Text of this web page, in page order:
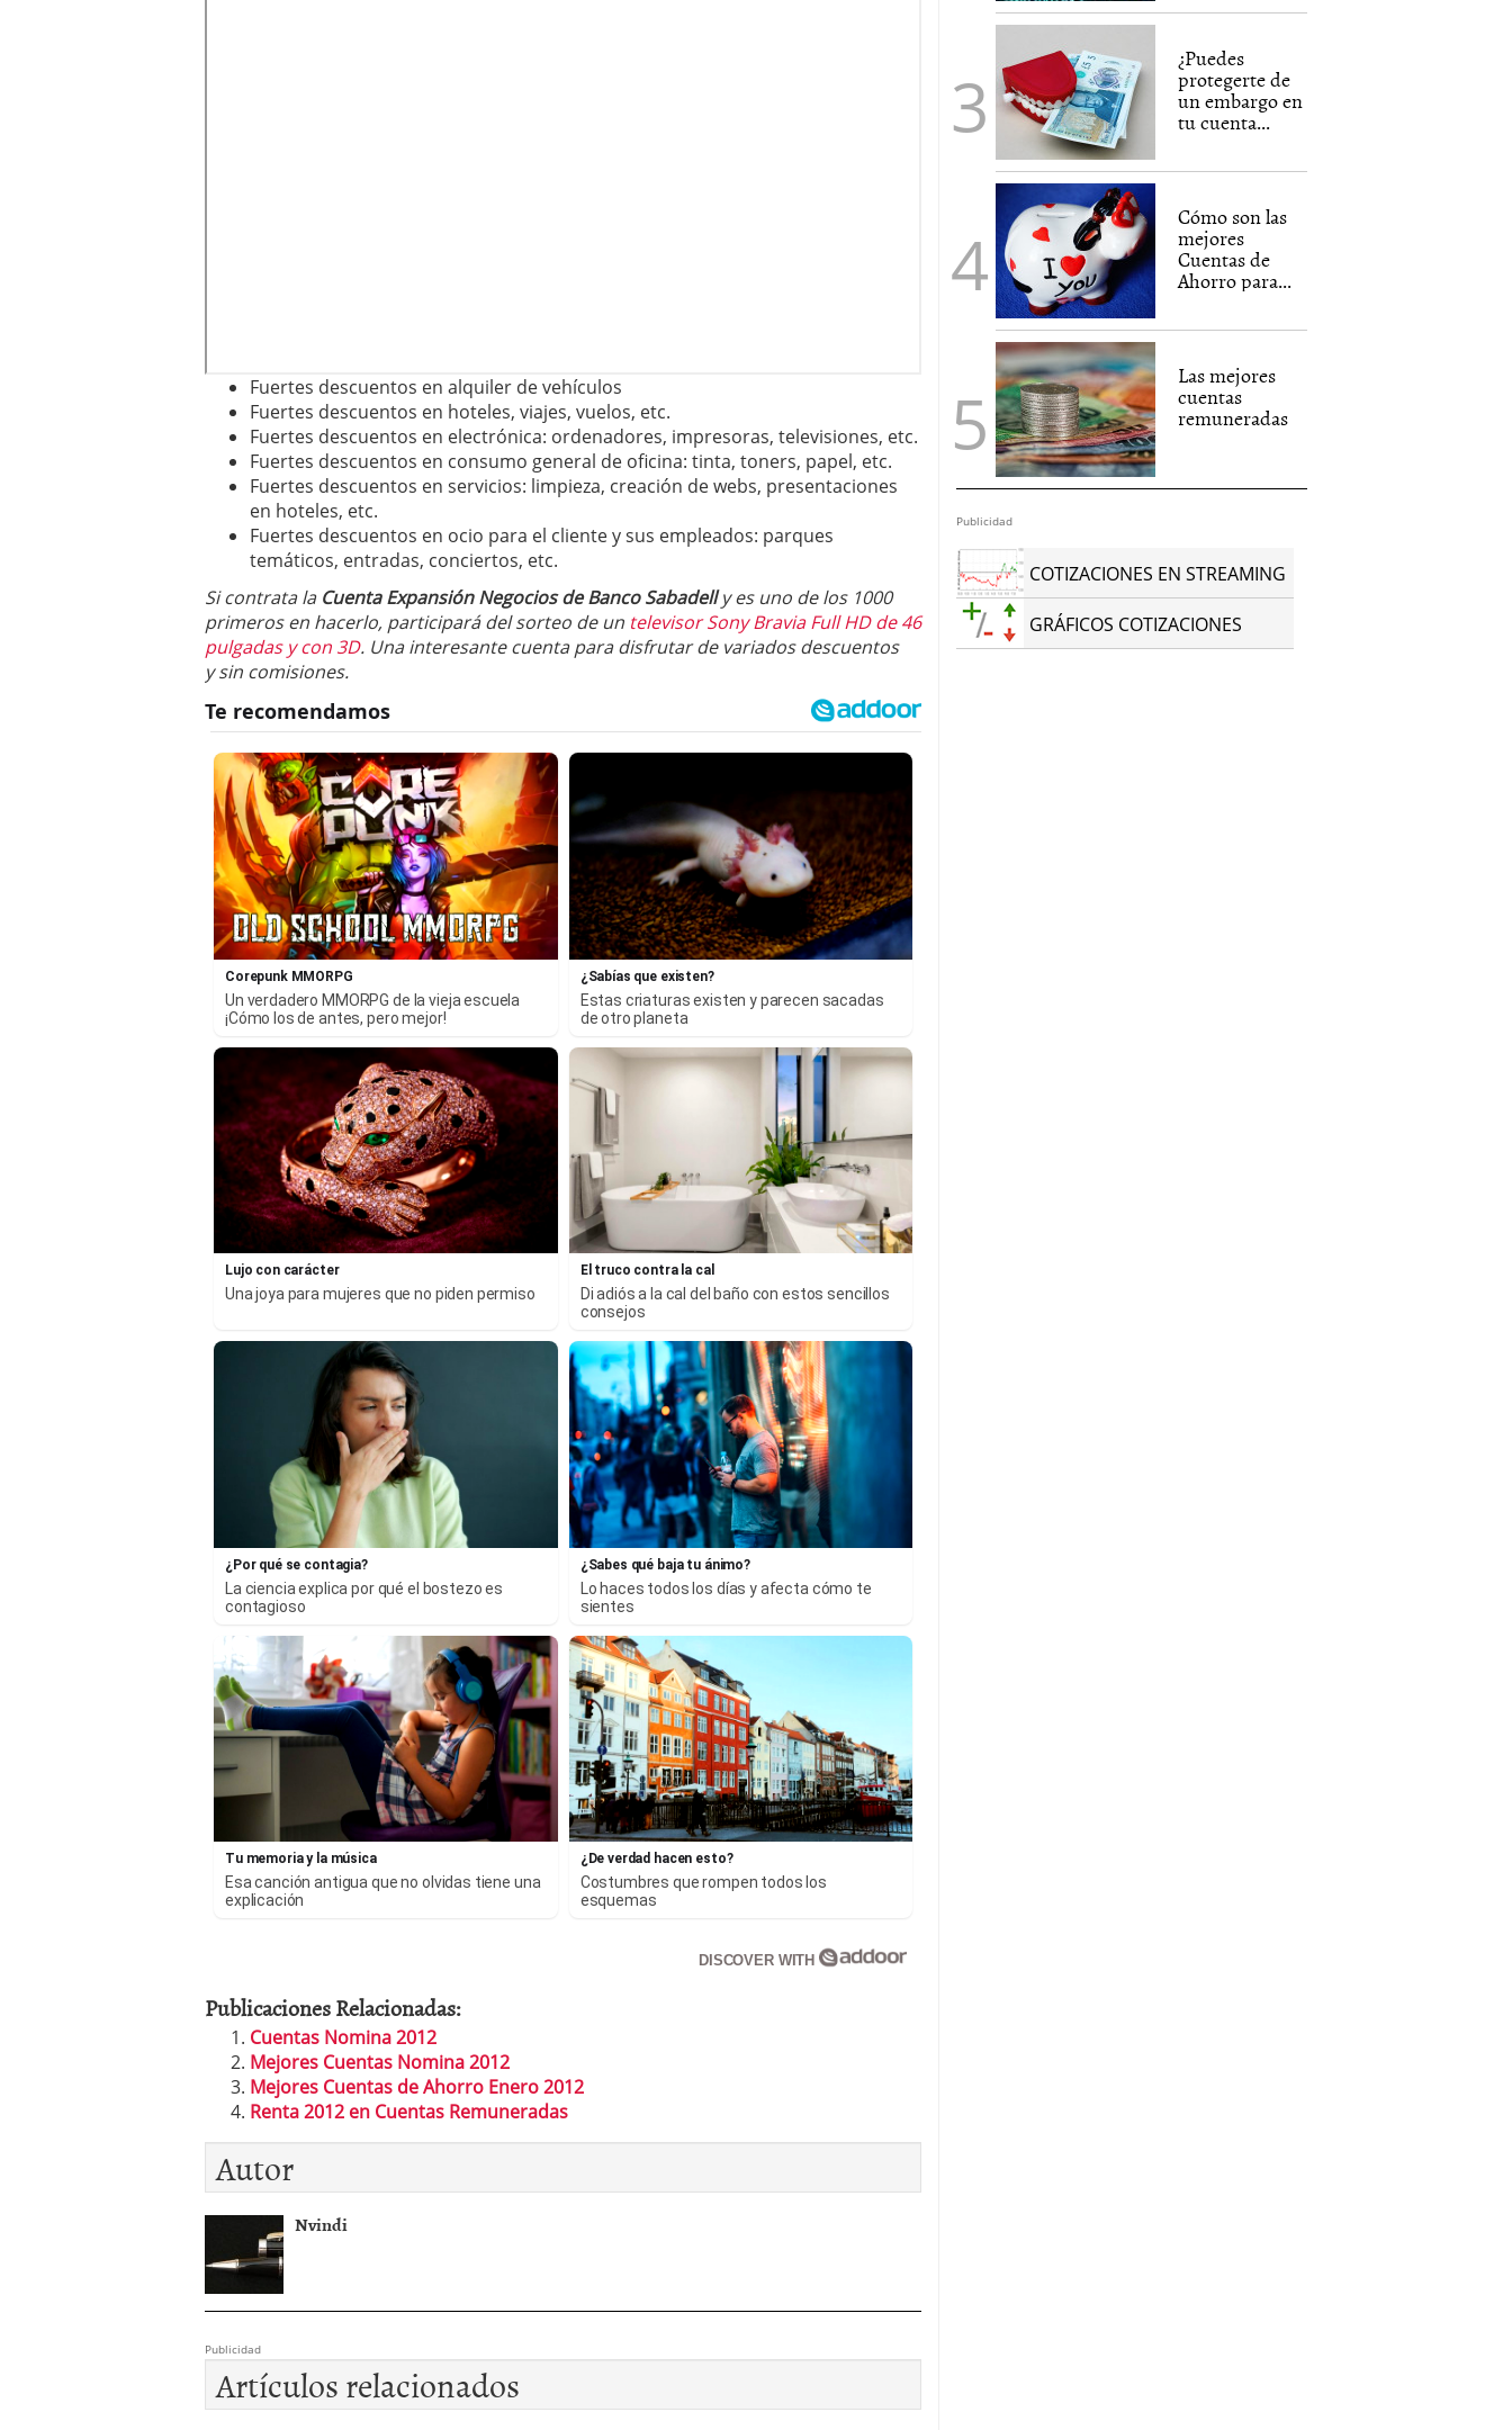
Fuertes descuentos en alquiler de vehículos
Fuertes descuentos en hoteles, viajes, vuelos, etc.
Fuertes descuentos en electrónica: ordenadores, impresoras, televisiones, etc.
Fuertes descuentos en consumo general de oficina: tinta, toners, papel, etc.
Fuertes descuentos en servicios: limpieza, creación de webs, presentaciones
en hoteles, etc.
Fuertes descuentos en ocio para el cliente y sus empleados: parques
temáticos, entradas, conciertos, etc.
Si contrata la Cuenta Expansión Negocios de Banco Sabadelly es uno de los 1000
primeros en hacerlo, participará del sorteo de un televisor Sony Bravia Full HD de 46
pulgadas y con 3D. Una interesante cuenta para disfrutar de variados descuentos
y sin comisiones.
Corepunk MMORPG
Un verdadero MMORPG de la vieja escuela
¡Cómo los de antes, pero mejor!
¿Sabías que existen?
Estas criaturas existen y parecen sacadas
de otro planeta
Lujo con carácter
Una joya para mujeres que no piden permiso
El truco contra la cal
Di adiós a la cal del baño con estos sencillos
consejos
¿Por qué se contagia?
La ciencia explica por qué el bostezo es
contagioso
¿Sabes qué baja tu ánimo?
Lo haces todos los días y afecta cómo te
sientes
Tu memoria y la música
Esa canción antigua que no olvidas tiene una
explicación
¿De verdad hacen esto?
Costumbres que rompen todos los
esquemas
DISCOVER WITH
Publicaciones Relacionadas:
Cuentas Nomina 2012
Mejores Cuentas Nomina 2012
Mejores Cuentas de Ahorro Enero 2012
Renta 2012 en Cuentas Remuneradas
Autor
Nvindi
Publicidad
Artículos relacionados
¿Puedes
protegerte de
un embargo en
tu cuenta...
Cómo son las
mejores
Cuentas de
Ahorro para...
Las mejores
cuentas
remuneradas
Publicidad
COTIZACIONES EN STREAMING
GRÁFICOS COTIZACIONES